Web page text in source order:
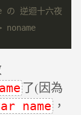
了(因為
name，